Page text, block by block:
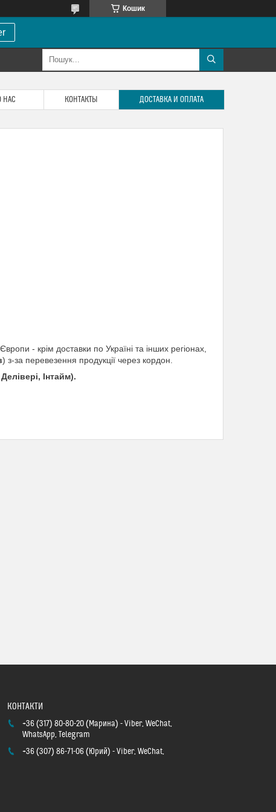
Кошик
НАС КОНТАКТЫ ДОСТАВКА И ОПЛАТА
- крім доставки по Україні та інших регіонах,
) з-за перевезення продукції через кордон.
Інтайм).
+36 (317) 80-80-20 Марина
Viber, WeChat,
WhatsApp, Telegram
+36 (307) 86-71-06
Юрий Viber, WeChat,